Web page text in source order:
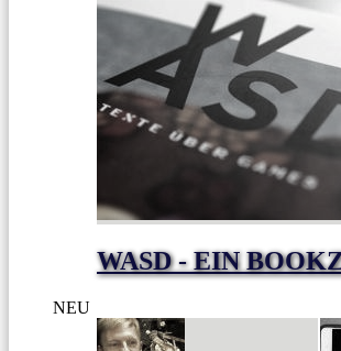
WASD - EIN
NEU